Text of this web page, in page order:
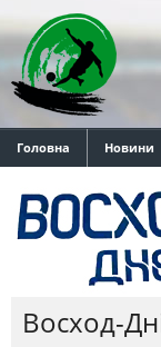
Головна Новини
Восход-